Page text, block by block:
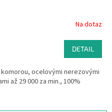
Na dotaz
DETAIL
ocelovými nerezovými
až 29 000 za min., 100%